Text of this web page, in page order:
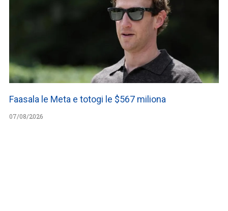
Faasala le Meta e totogi le $567 miliona
07/08/2026